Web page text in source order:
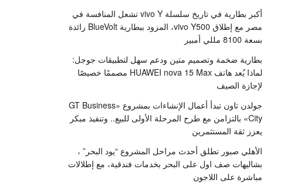
أكبر بطارية في تاريخ سلسلة vivo Y تشعل المنافسة في
مصر مع إطلاق vivo Y500، المزود ببطارية BlueVolt رائدة
بسعة 8100 مللي أمبير
بطارية ضخمة وتصميم متين ودعم سهل لتطبيقات جوجل:
لماذا يُعد هاتف HUAWEI nova 15 Max مصممًا خصيصًا
لإجازة الصيف
جولدن تاون تبدأ أعمال الإنشاءات بمشروع «GT Business
City» بالتزامن مع طرح المرحلة الأولى للبيع.. وتنفيذ مبكر
يعزز ثقة المستثمرين
الأهلي صبور تطلق أحدث مراحل المشروع “يود البحر” ،
بشاليهات صف اول على البحر بخدمات فندقية، مع إطلالات
مباشرة على اللاجون